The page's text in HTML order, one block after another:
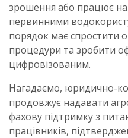
зрошення або працює на
первинними
порядок має спростити
процедури та зробити
цифровізованим.
Нагадаємо, юридично-
продовжує надавати
фахову підтримку з
працівників,